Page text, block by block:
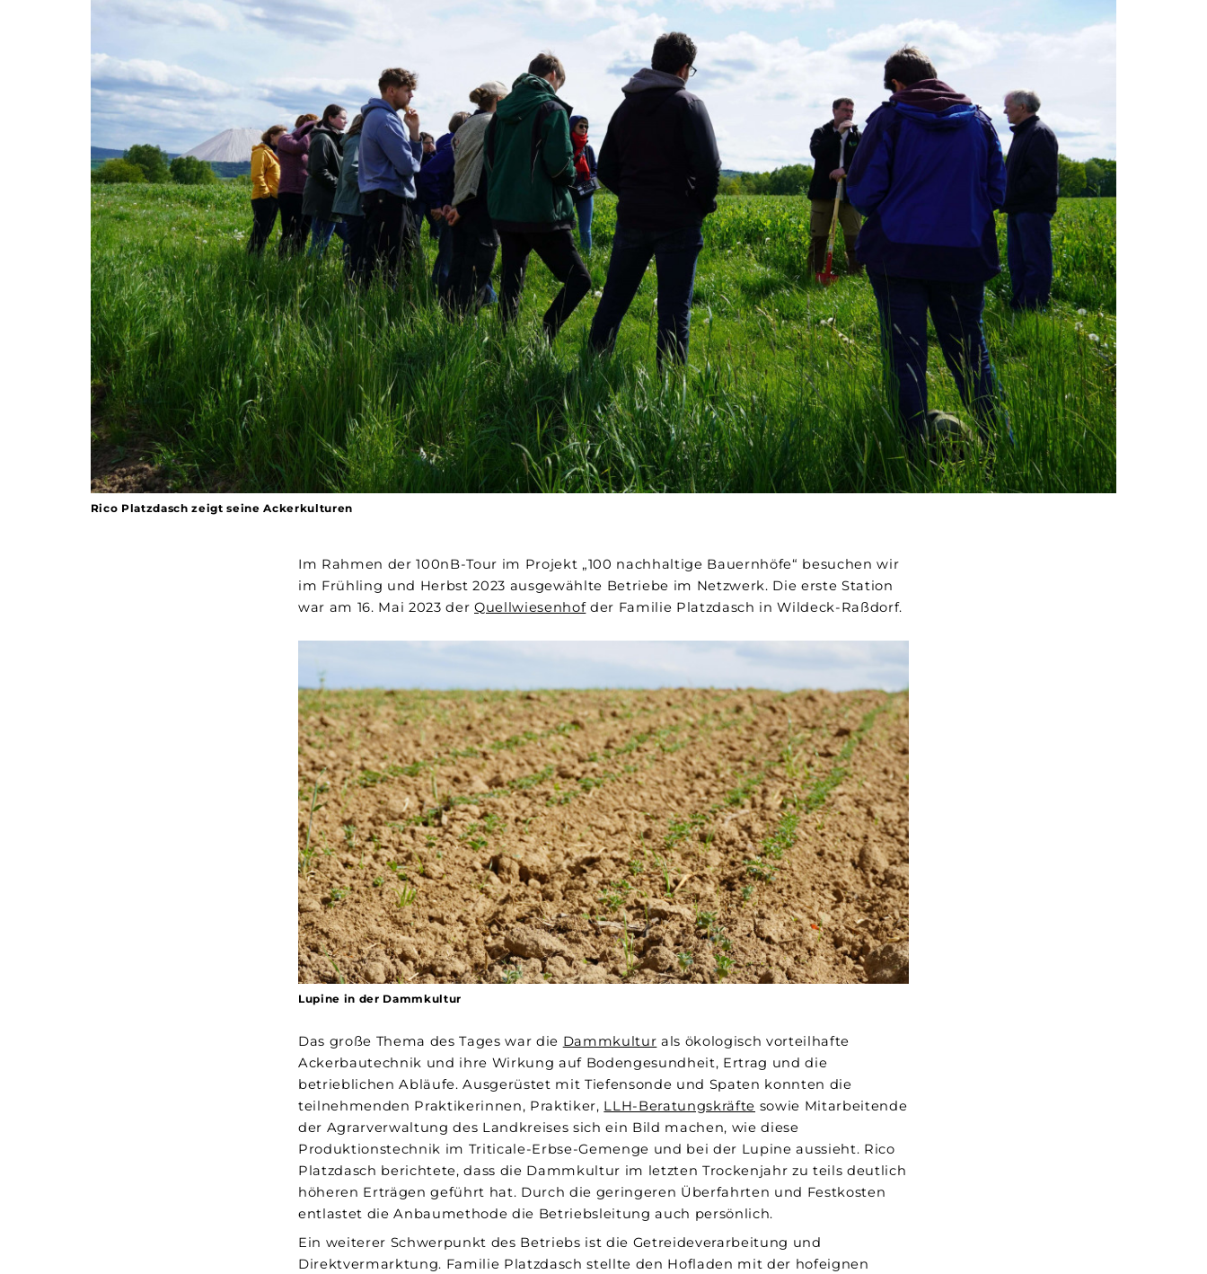
Rico Platzdasch zeigt seine Ackerkulturen
Im Rahmen der 100nB-Tour im Projekt „100 nachhaltige Bauernhöfe“ besuchen wir
im Frühling und Herbst 2023 ausgewählte Betriebe im Netzwerk. Die erste Station
war am 16. Mai 2023 derQuellwiesenhofder Familie Platzdasch in Wildeck-Raßdorf.
Lupine in der Dammkultur
Das große Thema des Tages war die Dammkultur als ökologisch vorteilhafte
Ackerbautechnik und ihre Wirkung auf Bodengesundheit, Ertrag und die
betrieblichen Abläufe. Ausgerüstet mit Tiefensonde und Spaten konnten die
teilnehmenden Praktikerinnen, Praktiker, LLH-Beratungskräfte sowie Mitarbeitende
der Agrarverwaltung des Landkreises sich ein Bild machen, wie diese
Produktionstechnik im Triticale-Erbse-Gemenge und bei der Lupine aussieht. Rico
Platzdasch berichtete, dass die Dammkultur im letzten Trockenjahr zu teils deutlich
höheren Erträgen geführt hat. Durch die geringeren Überfahrten und Festkosten
entlastet die Anbaumethode die Betriebsleitung auch persönlich.
Ein weiterer Schwerpunkt des Betriebs ist die Getreideverarbeitung und
Direktvermarktung. Familie Platzdasch stellte den Hofladen mit der hofeignen